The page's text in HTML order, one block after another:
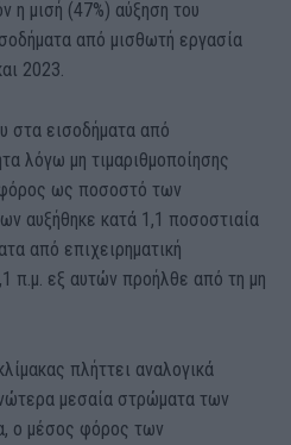
η μισή (47%) αύξηση του
από μισθωτή εργασία
2023.
στα εισοδήματα από
λόγω μη τιμαριθμοποίησης
ως ποσοστό των
αυξήθηκε κατά 1,1 ποσοστιαία
από επιχειρηματική
π.μ. εξ αυτών προήλθε από τη μη
πλήττει αναλογικά
μεσαία στρώματα των
ο μέσος φόρος των